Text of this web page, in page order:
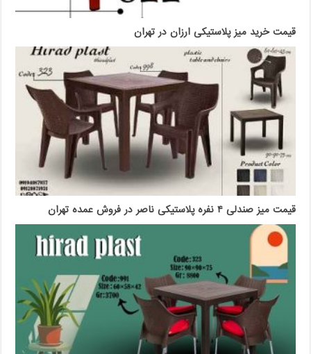
قیمت خرید میز پلاستیکی ارزان در تهران
قیمت میز صندلی ۴ نفره پلاستیکی ناصر در فروش عمده تهران